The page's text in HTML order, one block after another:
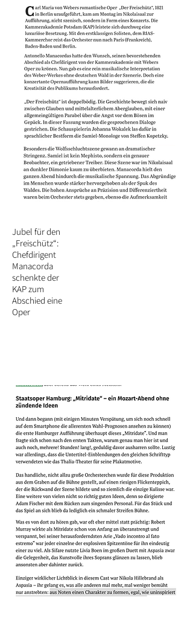
Jubel für den
„Freischütz“:
Chefdirigent
Manacorda
schenkte der
KAP zum
Abschied eine
Oper